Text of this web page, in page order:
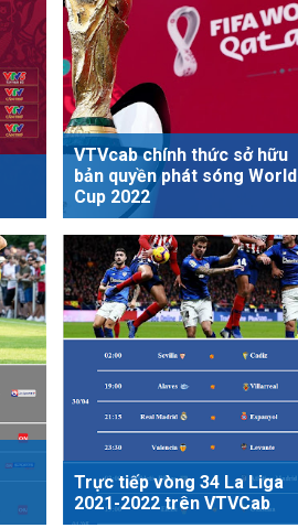
VTVcab chính thức sở hữu
bản quyền phát sóng World
Cup 2022
Trực tiếp vòng 34 La Liga
2021-2022 trên VTVCab